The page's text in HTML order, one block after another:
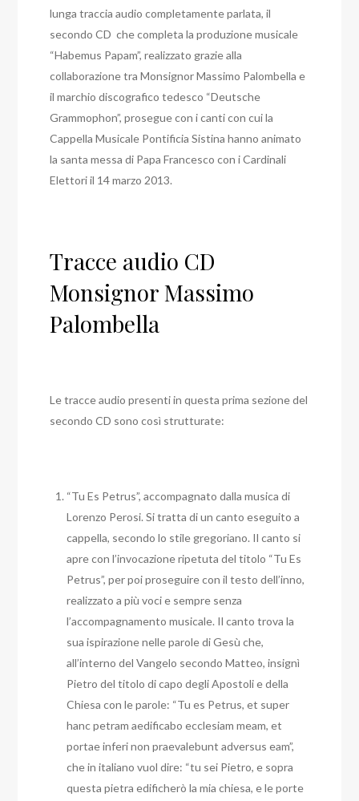
lunga traccia audio completamente parlata, il
secondo CD che completa la produzione musicale
“Habemus Papam”, realizzato grazie alla
collaborazione tra Monsignor Massimo Palombella e
il marchio discografico tedesco “Deutsche
Grammophon”, prosegue con i canti con cui la
Cappella Musicale Pontificia Sistina hanno animato
la santa messa di Papa Francesco con i Cardinali
Elettori il 14 marzo 2013.
Tracce audio CD
Monsignor Massimo
Palombella
Le tracce audio presenti in questa prima sezione del
secondo CD sono così strutturate:
“Tu Es Petrus”, accompagnato dalla musica di
Lorenzo Perosi. Si tratta di un canto eseguito a
cappella, secondo lo stile gregoriano. Il canto si
apre con l’invocazione ripetuta del titolo “Tu Es
Petrus”, per poi proseguire con il testo dell’inno,
realizzato a più voci e sempre senza
l’accompagnamento musicale. Il canto trova la
sua ispirazione nelle parole di Gesù che,
all’interno del Vangelo secondo Matteo, insignì
Pietro del titolo di capo degli Apostoli e della
Chiesa con le parole: “Tu es Petrus, et super
hanc petram aedificabo ecclesiam meam, et
portae inferi non praevalebunt adversus eam”,
che in italiano vuol dire: “tu sei Pietro, e sopra
questa pietra edificherò la mia chiesa, e le porte